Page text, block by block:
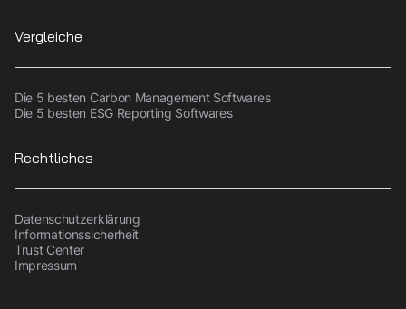
Vergleiche
Die 5 besten Carbon Management Softwares
Die 5 besten ESG Reporting Softwares
Rechtliches
Datenschutzerklärung
Informationssicherheit
Trust Center
Impressum